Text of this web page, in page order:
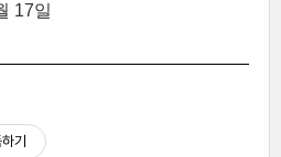
17일
기